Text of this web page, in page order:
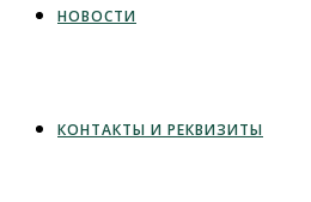
НОВОСТИ
КОНТАКТЫ И РЕКВИЗИТЫ